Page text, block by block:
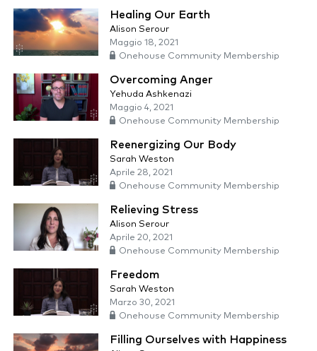
Healing Our Earth
Alison Serour
Maggio 18, 2021
Onehouse Community Membership
Overcoming Anger
Yehuda Ashkenazi
Maggio 4, 2021
Onehouse Community Membership
Reenergizing Our Body
Sarah Weston
Aprile 28, 2021
Onehouse Community Membership
Relieving Stress
Alison Serour
Aprile 20, 2021
Onehouse Community Membership
Freedom
Sarah Weston
Marzo 30, 2021
Onehouse Community Membership
Filling Ourselves with Happiness